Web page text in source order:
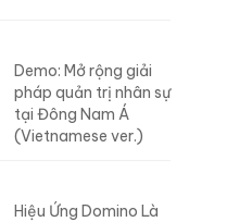
Demo: Mở rộng giải
pháp quản trị nhân sự
tại Đông Nam Á
(Vietnamese ver.)
Hiệu Ứng Domino Là